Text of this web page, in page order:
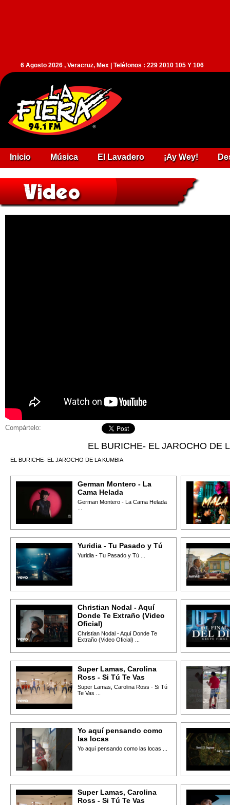
6 Agosto 2026 , Veracruz, Mex | Teléfonos : 229 2010 105 Y 106
Inicio Música El Lavadero ¡Ay Wey!
Compártelo:
EL BURICHE- EL JAROCHO DE
EL BURICHE- EL JAROCHO DE LA KUMBIA
German Montero - La
Cama Helada
German Montero - La Cama Helada
Yuridia - Tu Pasado y Tú
Yuridia - Tu Pasado y Tú ...
Christian Nodal - Aquí
Donde Te Extraño (Video
Oficial)
Christian Nodal - Aquí Donde Te
Extraño (Video Oficial) ...
Super Lamas, Carolina
Ross - Si Tú Te Vas
Super Lamas, Carolina Ross - Si Tú
Te Vas ...
Yo aquí pensando como
las locas
Yo aquí pensando como las locas ...
Super Lamas, Carolina
Ross - Si Tú Te Vas